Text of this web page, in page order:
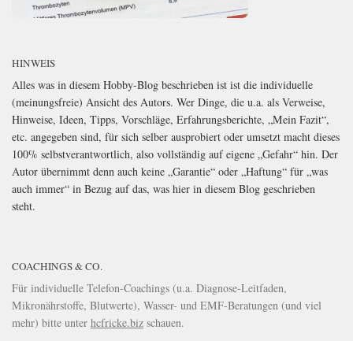
HINWEIS
Alles was in diesem Hobby-Blog beschrieben ist ist die individuelle
(meinungsfreie) Ansicht des Autors. Wer Dinge, die u.a. als Verweise,
Hinweise, Ideen, Tipps, Vorschläge, Erfahrungsberichte, „Mein Fazit“,
etc. angegeben sind, für sich selber ausprobiert oder umsetzt macht dieses
100% selbstverantwortlich, also vollständig auf eigene „Gefahr“ hin. Der
Autor übernimmt denn auch keine „Garantie“ oder „Haftung“ für „was
auch immer“ in Bezug auf das, was hier in diesem Blog geschrieben
steht.
COACHINGS & CO.
Für individuelle Telefon-Coachings (u.a. Diagnose-Leitfaden,
Mikronährstoffe, Blutwerte), Wasser- und EMF-Beratungen (und viel
mehr) bitte unter hcfricke.biz schauen.